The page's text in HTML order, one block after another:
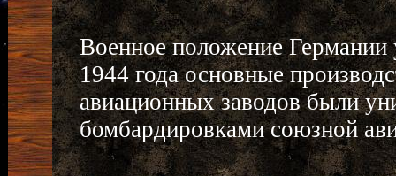
Военное положение
1944 года основные
авиационных заводов были
бомбардировками союзной